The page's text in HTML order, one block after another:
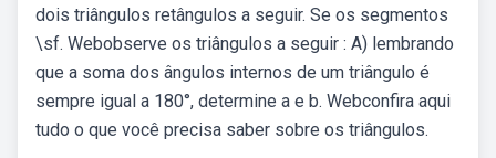
dois triângulos retângulos a seguir. Se os segmentos
\sf. Webobserve os triângulos a seguir : A) lembrando
que a soma dos ângulos internos de um triângulo é
sempre igual a 180°, determine a e b. Webconfira aqui
tudo o que você precisa saber sobre os triângulos.